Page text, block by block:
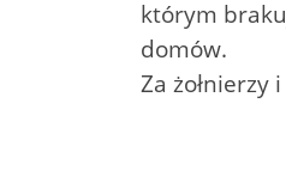
którym
domów.
Za żołnierzy